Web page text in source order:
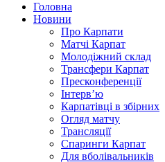
Головна
Новини
Про Карпати
Матчі Карпат
Молодіжний склад
Трансфери Карпат
Пресконференції
Інтерв’ю
Карпатівці в збірних
Огляд матчу
Трансляції
Спаринги Карпат
Для вболівальників